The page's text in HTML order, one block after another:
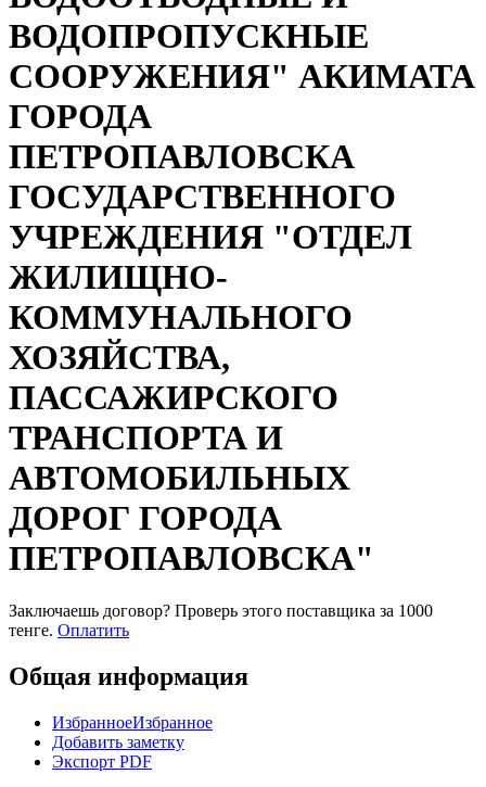
ВОДОПРОПУСКНЫЕ
СООРУЖЕНИЯ" АКИМАТА
ГОРОДА
ПЕТРОПАВЛОВСКА
ГОСУДАРСТВЕННОГО
УЧРЕЖДЕНИЯ "ОТДЕЛ
ЖИЛИЩНО-
КОММУНАЛЬНОГО
ХОЗЯЙСТВА,
ПАССАЖИРСКОГО
ТРАНСПОРТА И
АВТОМОБИЛЬНЫХ
ДОРОГ ГОРОДА
ПЕТРОПАВЛОВСКА"
Заключаешь договор? Проверь этого поставщика за 1000
тенге. Оплатить
Общая информация
ИзбранноеИзбранное
Добавить заметку
Экспорт PDF